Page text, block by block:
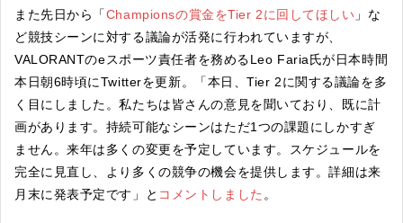
また先日から「Championsの賞金をTier 2に回してほしい 」な
ど競技シーンに対する議論が活発に行われていますが、
VALORANTのeスポーツ責任者を務めるLeo Faria氏が日本時間
本日朝6時頃にTwitterを更新。「本日、Tier 2に関する議論を多
く目にしました。私たちは皆さんの意見を聞いており、既に計
画があります。持続可能なシーンはただ1つの課題にしかすぎ
ません。来年は多くの変更を予定しています。スケジュールを
完全に見直し、より多くの競争の機会を提供します。詳細は来
月末に発表予定です」と コメントしました 。